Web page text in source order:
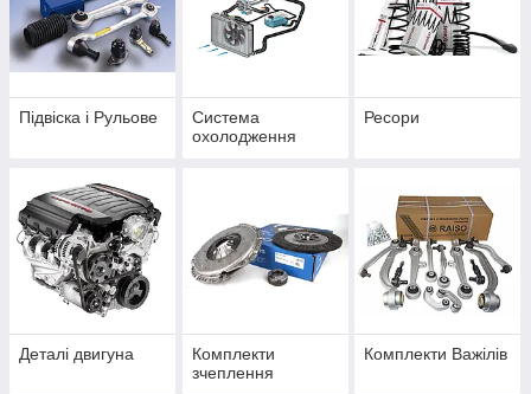
Підвіска і Рульове
Система
охолодження
Ресори
Деталі двигуна
Комплекти
зчеплення
Комплекти Важілів